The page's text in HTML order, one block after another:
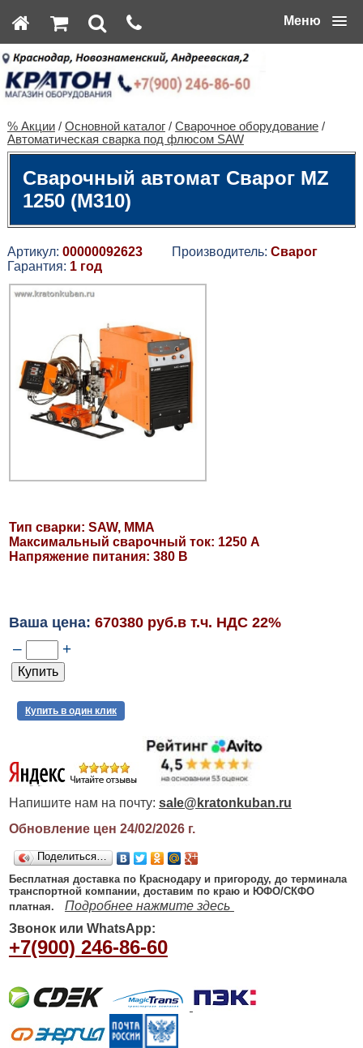
Меню
% Акции/ Основной каталог/ Сварочное оборудование/
Автоматическая сварка под флюсом SAW
Сварочный автомат Сварог MZ
1250 (М310)
Артикул: 00000092623Производитель: Сварог
Гарантия: 1 год
Тип сварки: SAW, ММА
Максимальный сварочный ток: 1250 А
Напряжение питания: 380 В
Ваша цена: 670380 руб.в т.ч. НДС 22%
– +
Купить в один клик
Напишите нам на почту: sale@kratonkuban.ru
Обновление цен 24/02/2026г.
Поделиться…
Бесплатная доставка по Краснодару и пригороду, до терминала
транспортной компании, доставим по краю и ЮФО/СКФО
платная.
Подробнее нажмите здесь
Звонок или WhatsApp:
+7(900) 246-86-60